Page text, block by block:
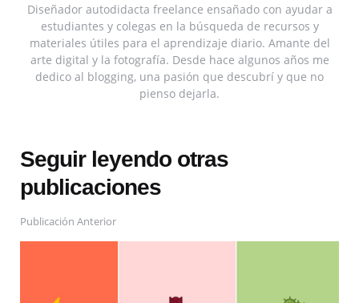
Diseñador autodidacta freelance ensañado con ayudar a
estudiantes y colegas en la búsqueda de recursos y
materiales útiles para el aprendizaje diario. Amante del
arte digital y la fotografía. Desde hace algunos años me
dedico al blogging, una pasión que descubrí y que no
pienso dejarla.
Seguir leyendo otras
publicaciones
Publicación Anterior